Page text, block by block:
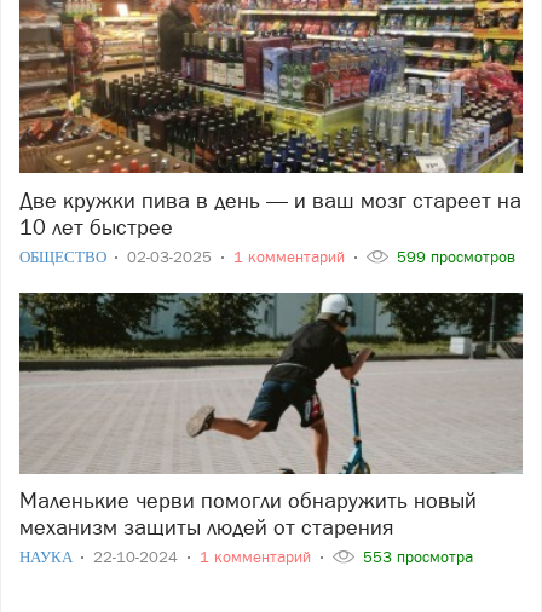
Две кружки пива в день — и ваш мозг стареет на
10 лет быстрее
ОБЩЕСТВО 02-03-2025 1 комментарий 599 просмотров
Маленькие черви помогли обнаружить новый
механизм защиты людей от старения
НАУКА 22-10-2024 1 комментарий 553 просмотра